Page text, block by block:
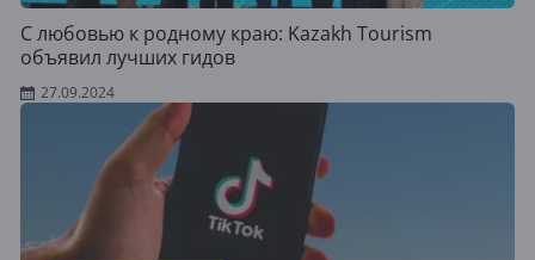
С любовью к родному краю: Kazakh Tourism
объявил лучших гидов
27.09.2024